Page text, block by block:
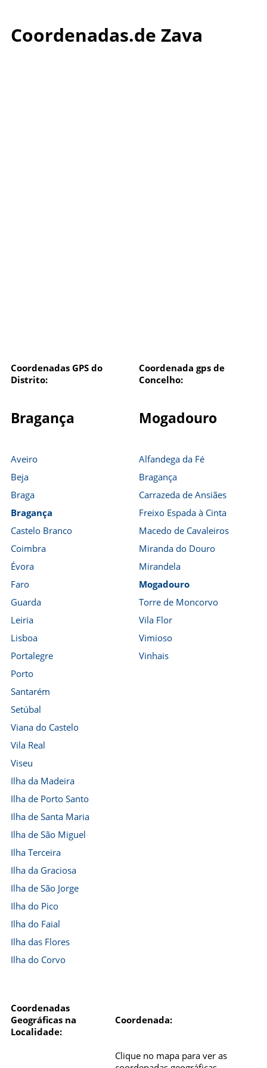
Coordenadas.de Zava
Coordenadas GPS do
Distrito:
Coordenada gps de
Concelho:
Bragança Mogadouro
Aveiro
Beja
Braga
Bragança
Castelo Branco
Coimbra
Évora
Faro
Guarda
Leiria
Lisboa
Portalegre
Porto
Santarém
Setúbal
Viana do Castelo
Vila Real
Viseu
Ilha da Madeira
Ilha de Porto Santo
Ilha de Santa Maria
Ilha de São Miguel
Ilha Terceira
Ilha da Graciosa
Ilha de São Jorge
Ilha do Pico
Ilha do Faial
Ilha das Flores
Ilha do Corvo
Alfandega da Fé
Bragança
Carrazeda de Ansiães
Freixo Espada à Cinta
Macedo de Cavaleiros
Miranda do Douro
Mirandela
Mogadouro
Torre de Moncorvo
Vila Flor
Vimioso
Vinhais
Coordenadas
Geográficas na
Localidade:
Coordenada:
Clique no mapa para ver as